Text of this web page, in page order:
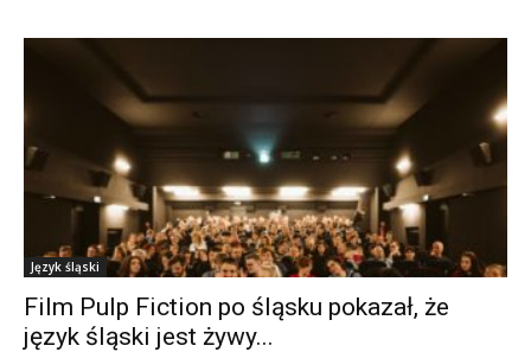
Język śląski
Film Pulp Fiction po śląsku pokazał, że
język śląski jest żywy...